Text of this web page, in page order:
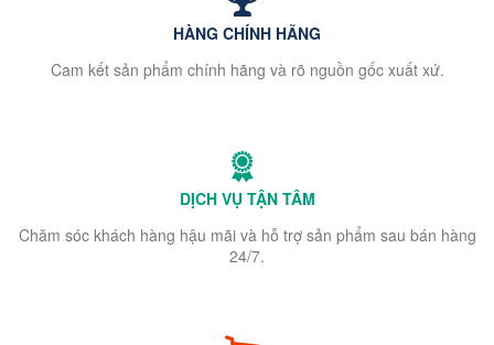
HÀNG CHÍNH HÃNG
Cam kết sản phẩm chính hãng và rõ nguồn gốc xuất xứ.
DỊCH VỤ TẬN TÂM
Chăm sóc khách hàng hậu mãi và hỗ trợ sản phẩm sau bán hàng
24/7.